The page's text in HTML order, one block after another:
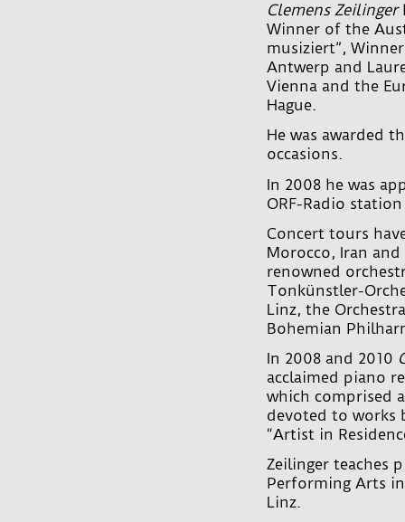
Clemens Zeilinger
Winner of the
musiziert”,
Antwerp and
Vienna and the
Hague.
He was awarded
occasions.
In 2008 he was
ORF-Radio
Concert tours
Morocco, Iran
renowned
Tonkünstler-
Linz, the
Bohemian
In 2008 and 2010
acclaimed piano
which comprised
devoted to works
“Artist in
Zeilinger teaches
Performing Arts
Linz.